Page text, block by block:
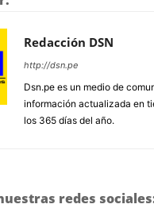
Redacción DSN
http://dsn.pe
Dsn.pe es un medio de
información actualizada en
los 365 días del año.
redes